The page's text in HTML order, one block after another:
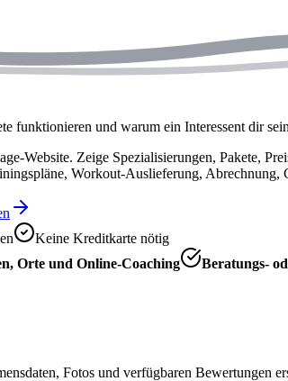
funktionieren und warum ein Interessent dir
Website. Zeige Spezialisierungen, Pakete,
Workout-Auslieferung, Abrechnung,
Keine Kreditkarte nötig
Orte und Online-Coaching
Beratungs-
Fotos und verfügbaren Bewertungen